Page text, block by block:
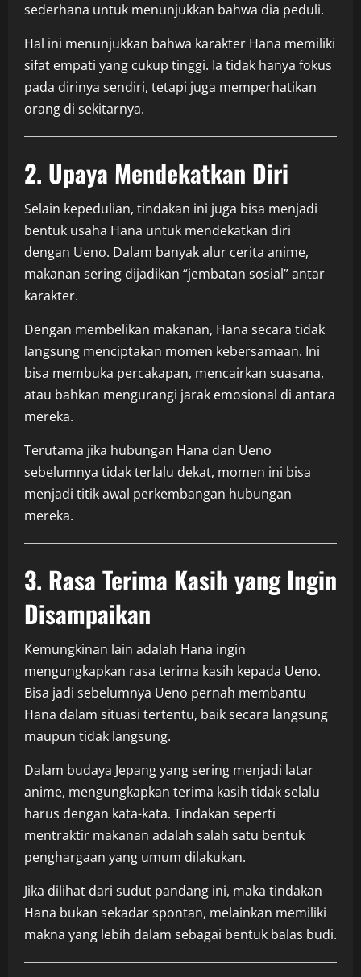
sederhana untuk menunjukkan bahwa dia peduli.
Hal ini menunjukkan bahwa karakter Hana memiliki
sifat empati yang cukup tinggi. Ia tidak hanya fokus
pada dirinya sendiri, tetapi juga memperhatikan
orang di sekitarnya.
2. Upaya Mendekatkan Diri
Selain kepedulian, tindakan ini juga bisa menjadi
bentuk usaha Hana untuk mendekatkan diri
dengan Ueno. Dalam banyak alur cerita anime,
makanan sering dijadikan “jembatan sosial” antar
karakter.
Dengan membelikan makanan, Hana secara tidak
langsung menciptakan momen kebersamaan. Ini
bisa membuka percakapan, mencairkan suasana,
atau bahkan mengurangi jarak emosional di antara
mereka.
Terutama jika hubungan Hana dan Ueno
sebelumnya tidak terlalu dekat, momen ini bisa
menjadi titik awal perkembangan hubungan
mereka.
3. Rasa Terima Kasih yang Ingin
Disampaikan
Kemungkinan lain adalah Hana ingin
mengungkapkan rasa terima kasih kepada Ueno.
Bisa jadi sebelumnya Ueno pernah membantu
Hana dalam situasi tertentu, baik secara langsung
maupun tidak langsung.
Dalam budaya Jepang yang sering menjadi latar
anime, mengungkapkan terima kasih tidak selalu
harus dengan kata-kata. Tindakan seperti
mentraktir makanan adalah salah satu bentuk
penghargaan yang umum dilakukan.
Jika dilihat dari sudut pandang ini, maka tindakan
Hana bukan sekadar spontan, melainkan memiliki
makna yang lebih dalam sebagai bentuk balas budi.